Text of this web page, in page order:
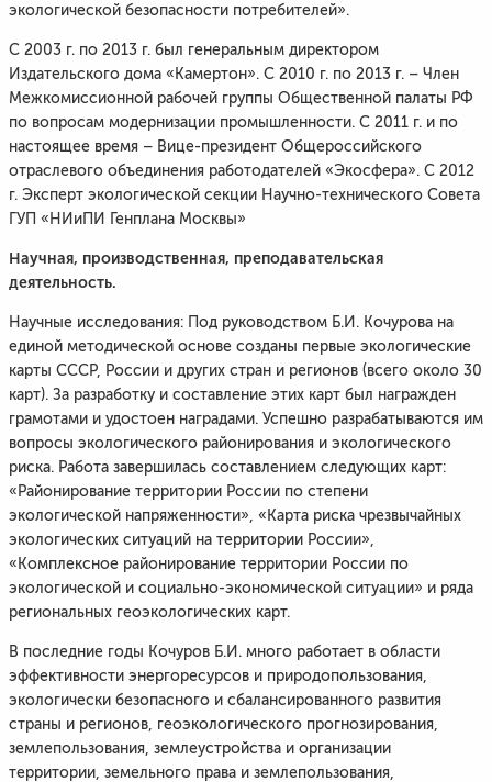
экологической безопасности потребителей».
С 2003 г. по 2013 г. был генеральным директором
Издательского дома «Камертон». С 2010 г. по 2013 г. – Член
Межкомиссионной рабочей группы Общественной палаты РФ
по вопросам модернизации промышленности. С 2011 г. и по
настоящее время – Вице-президент Общероссийского
отраслевого объединения работодателей «Экосфера». С 2012
г. Эксперт экологической секции Научно-технического Совета
ГУП «НИиПИ Генплана Москвы»
Научная, производственная, преподавательская
деятельность.
Научные исследования: Под руководством Б.И. Кочурова на
единой методической основе созданы первые экологические
карты СССР, России и других стран и регионов (всего около 30
карт). За разработку и составление этих карт был награжден
грамотами и удостоен наградами. Успешно разрабатываются им
вопросы экологического районирования и экологического
риска. Работа завершилась составлением следующих карт:
«Районирование территории России по степени
экологической напряженности», «Карта риска чрезвычайных
экологических ситуаций на территории России»,
«Комплексное районирование территории России по
экологической и социально-экономической ситуации» и ряда
региональных геоэкологических карт.
В последние годы Кочуров Б.И. много работает в области
эффективности энергоресурсов и природопользования,
экологически безопасного и сбалансированного развития
страны и регионов, геоэкологического прогнозирования,
землепользования, землеустройства и организации
территории, земельного права и землепользования,